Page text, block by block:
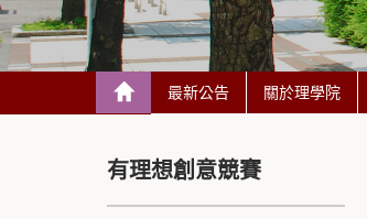
最新公告 關於理學院
有理想創意競賽